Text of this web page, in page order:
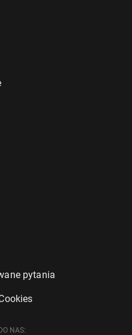
z naj­mniej zdro­wych
Londyn
pytania
NAS: